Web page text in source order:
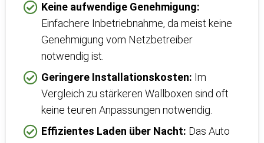
Keine aufwendige Genehmigung:
Einfachere Inbetriebnahme, da meist keine
Genehmigung vom Netzbetreiber
notwendig ist.
Geringere Installationskosten: Im
Vergleich zu stärkeren Wallboxen sind oft
keine teuren Anpassungen notwendig.
Effizientes Laden über Nacht: Das Auto